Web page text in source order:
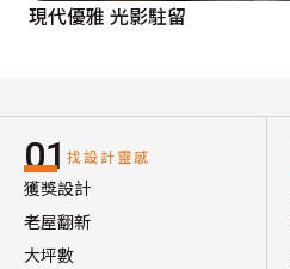
現代優雅 光影駐留
01 找設計靈感
獲獎設計
老屋翻新
大坪數